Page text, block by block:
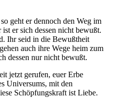
geht er dennoch den Weg im
er sich dessen nicht bewußt.
Ihr seid in die Bewußtheit
auch ihre Wege heim zum
dessen nur nicht bewußt.
jetzt gerufen, euer Erbe
Universums, mit den
Schöpfungskraft ist Liebe.